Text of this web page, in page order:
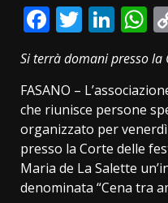
Facebook
Twitter
Si terrà domani presso la
FASANO –
che riunisce persone
organizzato per
presso la Corte delle
Maria de La Salette
denominata “Cena tra